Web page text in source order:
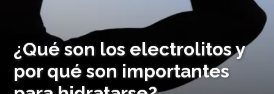
¿Qué son los electrolitos y
por qué son importantes